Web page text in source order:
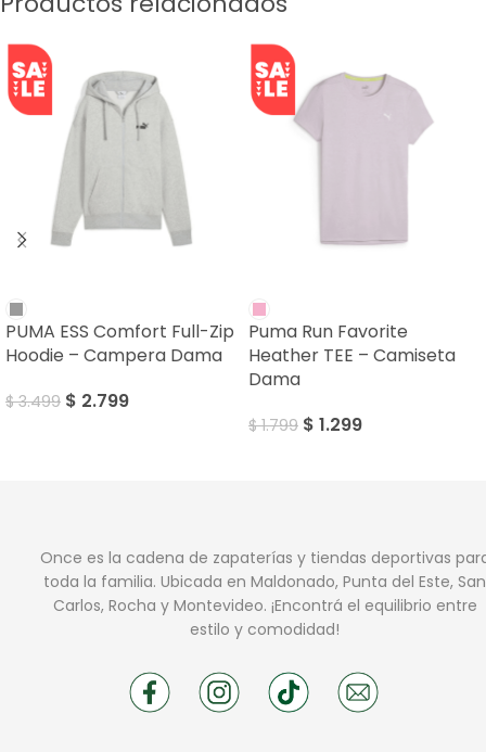
PUMA ESS Comfort Full-Zip
Hoodie – Campera Dama
$3.499 $ 2.799
Puma Run Favorite
Heather TEE – Camiseta
Dama
$1.799 $ 1.299
Once es la cadena de zapaterías y tiendas deportivas
toda la familia. Ubicada en Maldonado, Punta del Este, San
Carlos, Rocha y Montevideo. ¡Encontrá el equilibrio entre
estilo y comodidad!